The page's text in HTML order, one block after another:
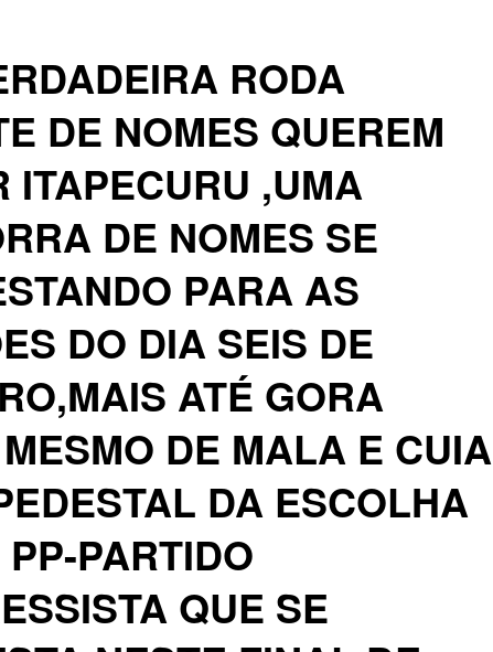
RODA
DE NOMES QUEREM
ITAPECURU ,UMA
DE NOMES SE
PARA AS
DO DIA SEIS DE
ATÉ GORA
DE MALA E CUIA
DA ESCOLHA
PARTIDO
QUE SE